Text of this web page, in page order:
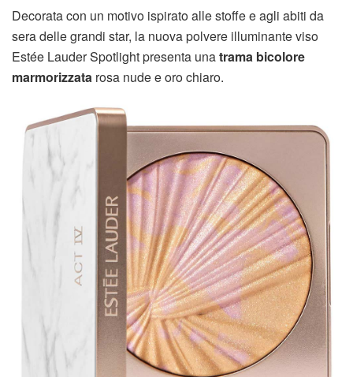
Decorata con un motivo ispirato alle stoffe e agli abiti da
sera delle grandi star, la nuova polvere illuminante viso
Estée Lauder Spotlight presenta unatrama bicolore
marmorizzata rosa nude e oro chiaro.